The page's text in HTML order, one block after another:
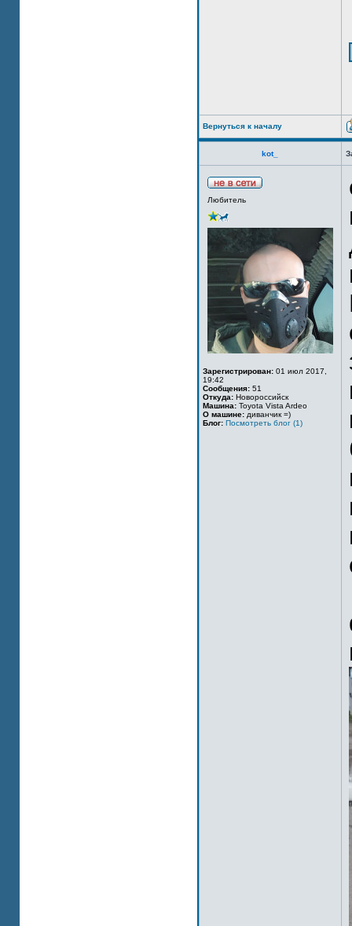
Вернуться к началу
kot_
Любитель
Зарегистрирован: 01 июл 2017,
19:42
Сообщения: 51
Откуда: Новороссийск
Машина: Toyota Vista Ardeo
О машине: диванчик =)
Блог: Посмотреть блог (1)